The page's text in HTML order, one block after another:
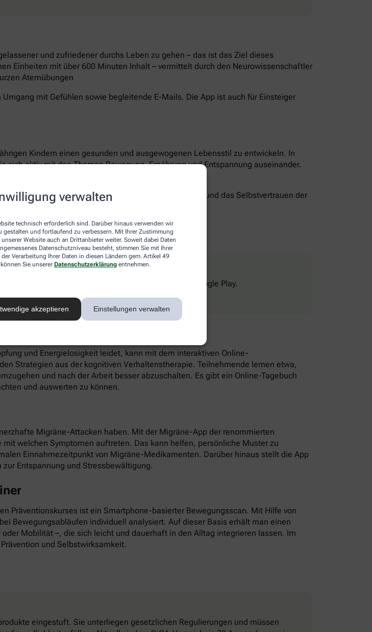
verwalten
technisch erforderlich sind. Darüber hinaus verwenden wir
gestalten und fortlaufend zu verbessern. Mit Ihrer Zustimmung
Website auch an Drittanbieter weiter. Soweit dabei Daten
Datenschutzniveau besteht, stimmen Sie mit Ihrer
Verarbeitung Ihrer Daten in diesen Ländern gem. Artikel 49
Sie unserer Datenschutzerklärung entnehmen.
akzeptieren Einstellungen verwalten
und zufriedener durchs Leben zu gehen – das ist das Ziel dieses
Einheiten mit über 600 Minuten Inhalt – vermittelt durch den Neurowissenschaftler
Atemübungen
mit Gefühlen sowie begleitende E-Mails. Die App ist auch für Einsteiger
Kindern einen gesunden und ausgewogenen Lebensstil zu entwickeln. In
aktiv mit den Themen Bewegung, Ernährung und Entspannung auseinander.
und
App die Selbstwahrnehmung, Eigenverantwortung und das Selbstvertrauen der
apotheke.com-App gibt’s im App Store und bei Google Play.
und Energielosigkeit leidet, kann mit dem interaktiven Online-
Strategien aus der kognitiven Verhaltenstherapie. Teilnehmende lernen etwa,
und nach der Arbeit besser abzuschalten. Es gibt ein Online-Tagebuch
und auswerten zu können.
Migräne-Attacken haben. Mit der Migräne-App der renommierten
welchen Symptomen auftreten. Das kann helfen, persönliche Muster zu
Einnahmezeitpunkt von Migräne-Medikamenten. Darüber hinaus stellt die App
Entspannung und Stressbewältigung.
Präventionskurses ist ein Smartphone-basierter Bewegungsscan. Mit Hilfe von
Bewegungsabläufen individuell analysiert. Auf dieser Basis erhält man einen
Mobilität –, die sich leicht und dauerhaft in den Alltag integrieren lassen. Im
und Selbstwirksamkeit.
eingestuft. Sie unterliegen gesetzlichen Regulierungen und müssen